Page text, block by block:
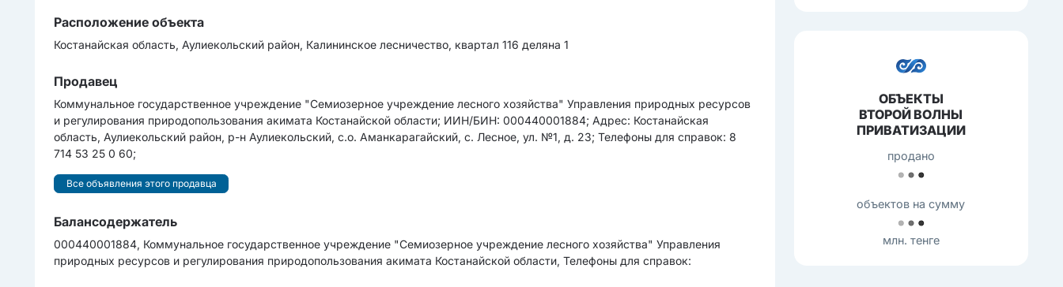
Расположение объекта
Костанайская область, Аулиекольский район, Калининское лесничество, квартал 116 деляна 1
Продавец
Коммунальное государственное учреждение "Семиозерное учреждение лесного хозяйства" Управления природных ресурсов
и регулирования природопользования акимата Костанайской области; ИИН/БИН: 000440001884; Адрес: Костанайская
область, Аулиекольский район, р-н Аулиекольский, с.о. Аманкарагайский, с. Лесное, ул. №1, д. 23; Телефоны для справок: 8
714 53 25 0 60;
Все объявления этого продавца
Балансодержатель
000440001884, Коммунальное государственное учреждение "Семиозерное учреждение лесного хозяйства" Управления
природных ресурсов и регулирования природопользования акимата Костанайской области, Телефоны для справок:
ОБЪЕКТЫ
ВТОРОЙ ВОЛНЫ
ПРИВАТИЗАЦИИ
продано
объектов на сумму
млн. тенге